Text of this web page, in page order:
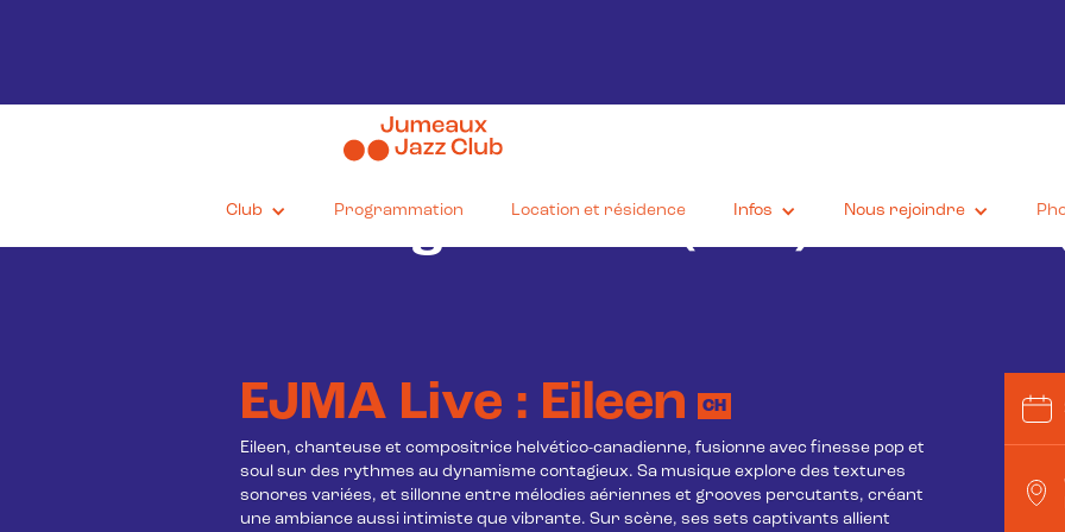
Club Programmation Location et résidence Infos Nous rejoindre
28/11/2025
On Stage! : Eileen (live!) + Bartos
EJMA Live : Eileen CH
Eileen, chanteuse et compositrice helvético-canadienne, fusionne avec finesse pop et
soul sur des rythmes au dynamisme contagieux. Sa musique explore des textures
sonores variées, et sillonne entre mélodies aériennes et grooves percutants, créant
une ambiance aussi intimiste que vibrante. Sur scène, ses sets captivants allient